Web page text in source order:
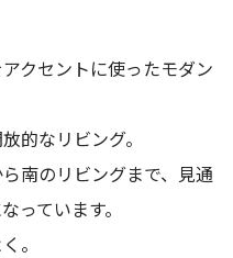
クセントに使ったモダン
的なリビング。
南のリビングまで、見通
っています。
。